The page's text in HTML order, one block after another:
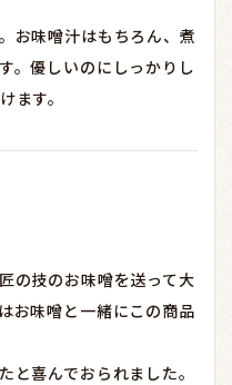
お味噌汁はもちろん、煮
。優しいのにしっかりし
ます。
の技のお味噌を送って大
お味噌と一緒にこの商品
と喜んでおられました。